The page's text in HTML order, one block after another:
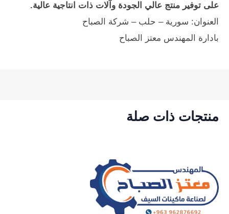
على توفير منتج عالي الجودة وآلات ذات انتاجية عالية.
العنوان: سورية – حلب – شركة الصباح
بادارة المهندس معتز الصباح
منتجات ذات صلة